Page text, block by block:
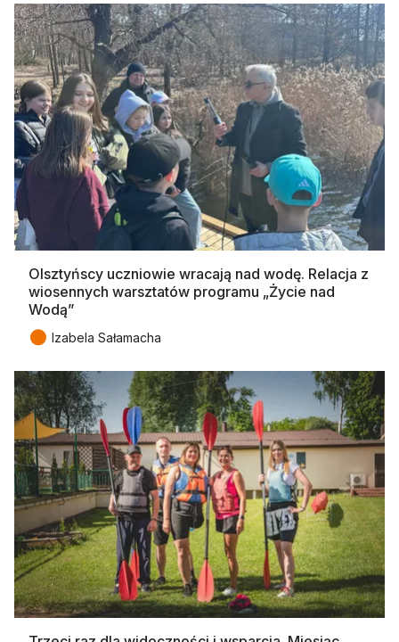
Olsztyńscy uczniowie wracają nad wodę. Relacja z
wiosennych warsztatów programu „Życie nad
Wodą”
● Izabela Sałamacha